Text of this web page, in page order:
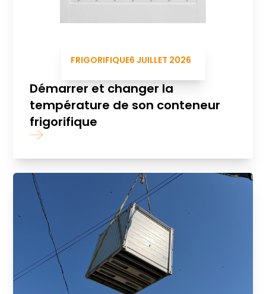
FRIGORIFIQUE6 JUILLET 2026
Démarrer et changer la
température de son conteneur
frigorifique